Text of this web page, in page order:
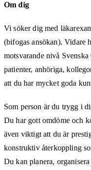
Om dig
Vi söker dig med
(bifogas ansökan). Vidare
motsvarande nivå
patienter, anhöriga,
att du har mycket goda
Som person är du trygg i
Du har gott omdöme och
även viktigt att du är
konstruktiv återkoppling
Du kan planera,